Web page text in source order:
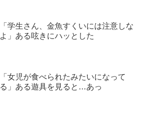
「学生さん、金魚すくいには注意しな
よ」ある呟きにハッとした
「女児が食べられたみたいになって
る」ある遊具を見ると…あっ